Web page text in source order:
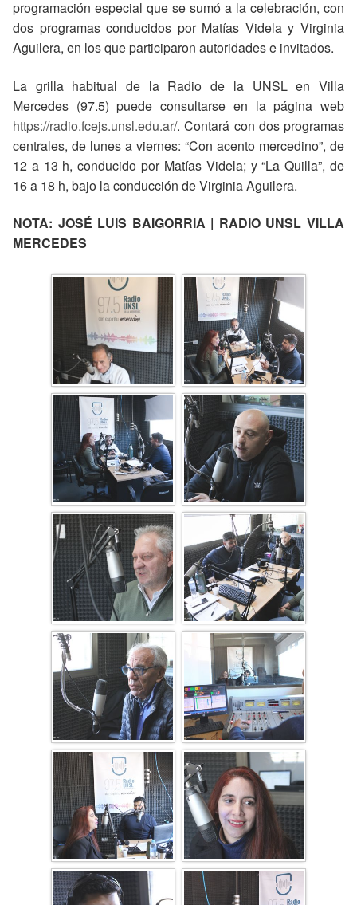
programación especial que se sumó a la celebración, con
dos programas conducidos por Matías Videla y Virginia
Aguilera, en los que participaron autoridades e invitados.
La grilla habitual de la Radio de la UNSL en Villa
Mercedes (97.5) puede consultarse en la página web
https://radio.fcejs.unsl.edu.ar/. Contará con dos programas
centrales, de lunes a viernes: “Con acento mercedino”, de
12 a 13 h, conducido por Matías Videla; y “La Quilla”, de
16 a 18 h, bajo la conducción de Virginia Aguilera.
NOTA: JOSÉ LUIS BAIGORRIA | RADIO UNSL VILLA
MERCEDES